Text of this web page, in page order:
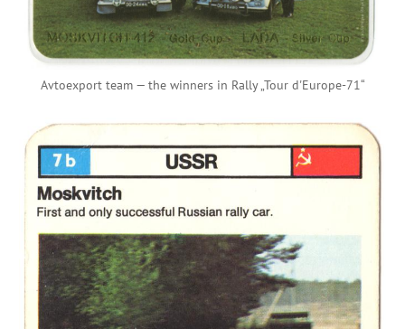
Avtoexport team — the winners in Rally „Tour d'Europe-71“